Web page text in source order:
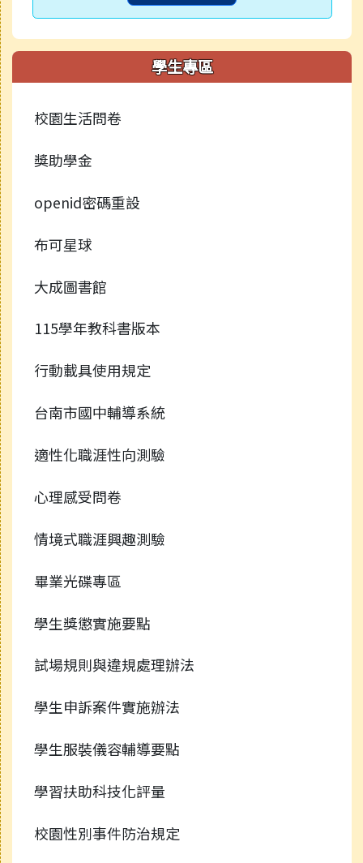
學生專區
校園生活問卷
獎助學金
openid密碼重設
布可星球
大成圖書館
115學年教科書版本
行動載具使用規定
台南市國中輔導系統
適性化職涯性向測驗
心理感受問卷
情境式職涯興趣測驗
畢業光碟專區
學生獎懲實施要點
試場規則與違規處理辦法
學生申訴案件實施辦法
學生服裝儀容輔導要點
學習扶助科技化評量
校園性別事件防治規定